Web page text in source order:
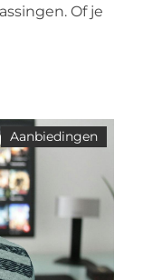
Of je
Aanbiedingen